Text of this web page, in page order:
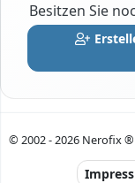
Besitzen Sie
© 2002 - 2026 Nerofix ®